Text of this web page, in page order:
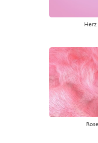
Herz